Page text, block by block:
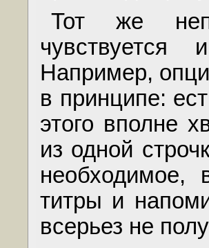
Тот же
Например,
в принципе:
этого вполне
из одной
необходимое,
титры и
всерьез не